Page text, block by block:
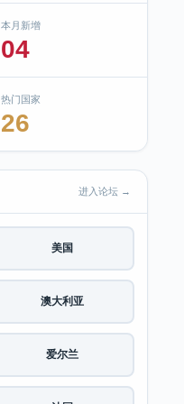
本月新增
04
热门国家
26
进入论坛 →
美国
澳大利亚
爱尔兰